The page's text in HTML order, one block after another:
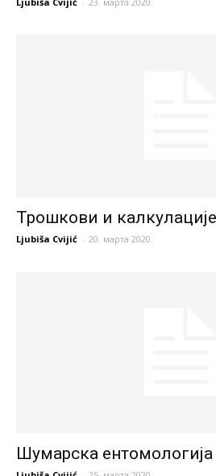
Трошкови и
Ljubiša Cvijić - 20. марта 2020.
Шумарска ентомологија